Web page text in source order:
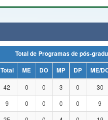
Banco Central do Brasil
Total de Programas de
Total ME DO MP DP ME/
42 0 0 3 0 30
9 0 0 0 0 9